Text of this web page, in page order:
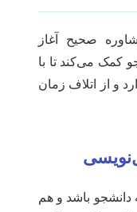
صحیح آغاز
کمک می‌کند تا با
و از اتلاف زمان
باشد و هم